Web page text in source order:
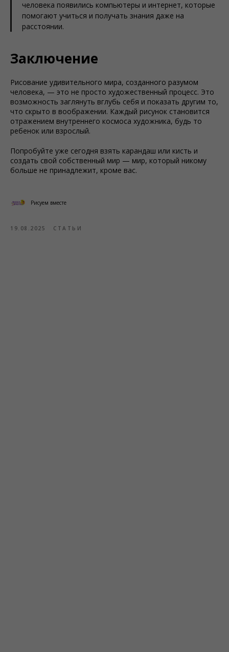
человека появились компьютеры и интернет, которые
помогают учиться и получать знания даже на
расстоянии.
Заключение
Рисование удивительного мира, созданного разумом
человека, — это не просто художественный процесс. Это
возможность заглянуть вглубь себя и показать другим то,
что скрыто в воображении. Каждый рисунок становится
отражением внутреннего космоса художника, будь то
ребенок или взрослый.
Попробуйте уже сегодня взять карандаш или кисть и
создать свой собственный мир — мир, который никому
больше не принадлежит, кроме вас.
Рисуем вместе
19.08.2025 СТАТЬИ